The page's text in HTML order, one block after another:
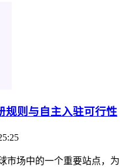
规则与自主入驻可行性
市场中的一个重要站点，为